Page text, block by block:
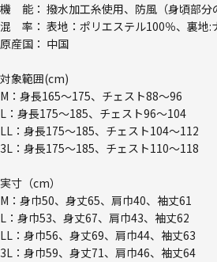
機 能： 撥水加工糸使用、防風（身頃部分
混 率： 表地：ポリエステル100％、裏地:
原産国： 中国
対象範囲(cm)
M：身長165～175、チェスト88～96
L：身長175～185、チェスト96～104
LL：身長175～185、チェスト104～112
3L：身長175～185、チェスト110～118
実寸（cm）
M：身巾50、身丈65、肩巾40、袖丈61
L：身巾53、身丈67、肩巾43、袖丈62
LL：身巾56、身丈69、肩巾44、袖丈63
3L：身巾59、身丈71、肩巾46、袖丈64